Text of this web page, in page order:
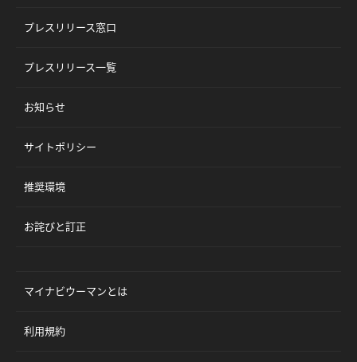
プレスリリース窓口
プレスリリース一覧
お知らせ
サイトポリシー
推奨環境
お詫びと訂正
マイナビウーマンとは
利用規約